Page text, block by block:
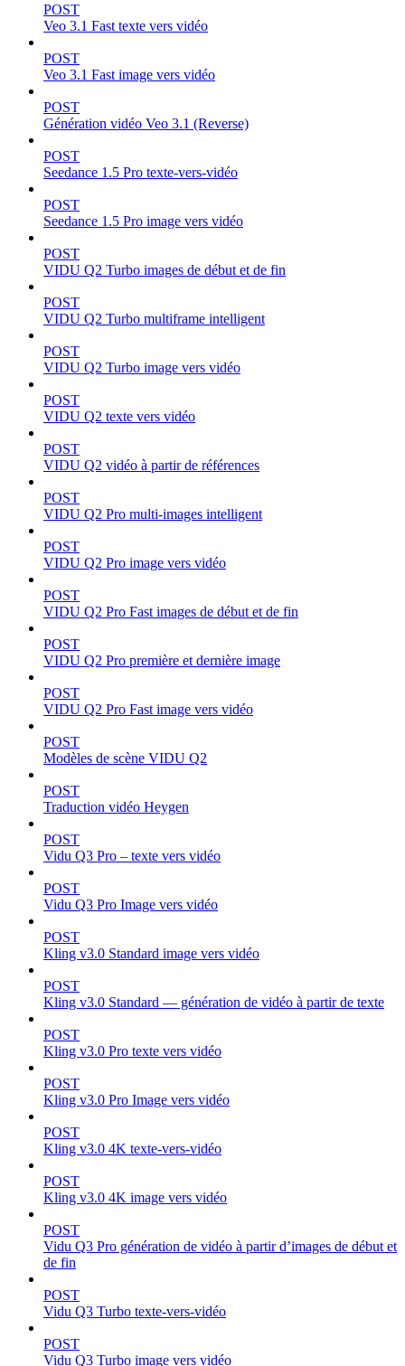
POST
Veo 3.1 Fast texte vers vidéo
POST
Veo 3.1 Fast image vers vidéo
POST
Génération vidéo Veo 3.1 (Reverse)
POST
Seedance 1.5 Pro texte-vers-vidéo
POST
Seedance 1.5 Pro image vers vidéo
POST
VIDU Q2 Turbo images de début et de fin
POST
VIDU Q2 Turbo multiframe intelligent
POST
VIDU Q2 Turbo image vers vidéo
POST
VIDU Q2 texte vers vidéo
POST
VIDU Q2 vidéo à partir de références
POST
VIDU Q2 Pro multi-images intelligent
POST
VIDU Q2 Pro image vers vidéo
POST
VIDU Q2 Pro Fast images de début et de fin
POST
VIDU Q2 Pro première et dernière image
POST
VIDU Q2 Pro Fast image vers vidéo
POST
Modèles de scène VIDU Q2
POST
Traduction vidéo Heygen
POST
Vidu Q3 Pro – texte vers vidéo
POST
Vidu Q3 Pro Image vers vidéo
POST
Kling v3.0 Standard image vers vidéo
POST
Kling v3.0 Standard — génération de vidéo à partir de texte
POST
Kling v3.0 Pro texte vers vidéo
POST
Kling v3.0 Pro Image vers vidéo
POST
Kling v3.0 4K texte-vers-vidéo
POST
Kling v3.0 4K image vers vidéo
POST
Vidu Q3 Pro génération de vidéo à partir d’images de début et
de fin
POST
Vidu Q3 Turbo texte-vers-vidéo
POST
Vidu Q3 Turbo image vers vidéo